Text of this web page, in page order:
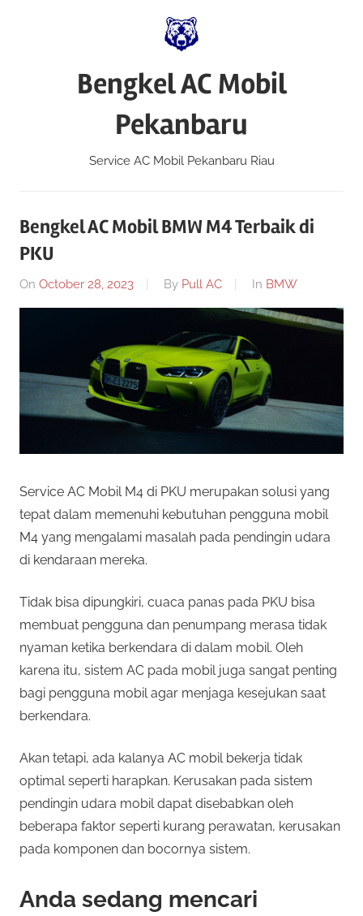
Bengkel AC Mobil
Pekanbaru
Service AC Mobil Pekanbaru Riau
Bengkel AC Mobil BMW M4 Terbaik di
PKU
On October 28, 2023 By Pull AC In BMW
Service AC Mobil M4 di PKU merupakan solusi yang
tepat dalam memenuhi kebutuhan pengguna mobil
M4 yang mengalami masalah pada pendingin udara
di kendaraan mereka.
Tidak bisa dipungkiri, cuaca panas pada PKU bisa
membuat pengguna dan penumpang merasa tidak
nyaman ketika berkendara di dalam mobil. Oleh
karena itu, sistem AC pada mobil juga sangat penting
bagi pengguna mobil agar menjaga kesejukan saat
berkendara.
Akan tetapi, ada kalanya AC mobil bekerja tidak
optimal seperti harapkan. Kerusakan pada sistem
pendingin udara mobil dapat disebabkan oleh
beberapa faktor seperti kurang perawatan, kerusakan
pada komponen dan bocornya sistem.
Anda sedang mencari